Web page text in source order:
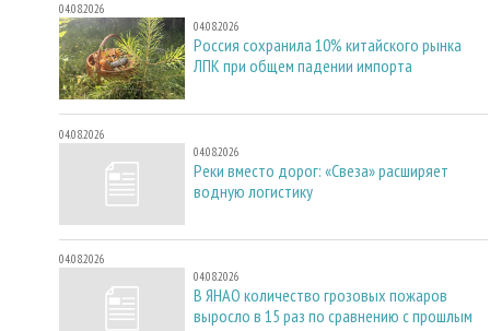
04.08.2026
04.08.2026
Россия сохранила 10% китайского рынка
ЛПК при общем падении импорта
04.08.2026
04.08.2026
Реки вместо дорог: «Свеза» расширяет
водную логистику
04.08.2026
04.08.2026
В ЯНАО количество грозовых пожаров
выросло в 15 раз по сравнению с прошлым